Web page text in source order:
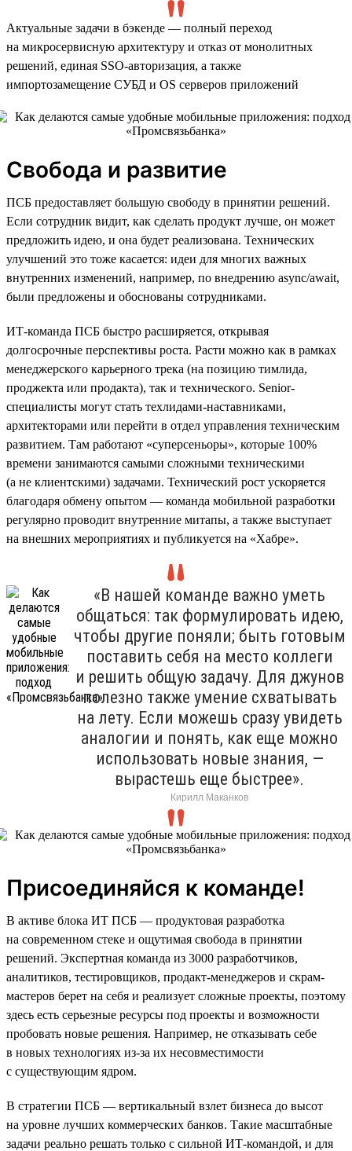
Актуальные задачи в бэкенде — полный переход
на микросервисную архитектуру и отказ от монолитных
решений, единая SSO-авторизация, а также
импортозамещение СУБД и OS серверов приложений
Свобода и развитие
ПСБ предоставляет большую свободу в принятии решений.
Если сотрудник видит, как сделать продукт лучше, он может
предложить идею, и она будет реализована. Технических
улучшений это тоже касается: идеи для многих важных
внутренних изменений, например, по внедрению async/await,
были предложены и обоснованы сотрудниками.
ИТ-команда ПСБ быстро расширяется, открывая
долгосрочные перспективы роста. Расти можно как в рамках
менеджерского карьерного трека (на позицию тимлида,
проджекта или продакта), так и технического. Senior-
специалисты могут стать техлидами-наставниками,
архитекторами или перейти в отдел управления техническим
развитием. Там работают «суперсеньоры», которые 100%
времени занимаются самыми сложными техническими
(а не клиентскими) задачами. Технический рост ускоряется
благодаря обмену опытом — команда мобильной разработки
регулярно проводит внутренние митапы, а также выступает
на внешних мероприятиях и публикуется на «Хабре».
«В нашей команде важно уметь
общаться: так формулировать идею,
чтобы другие поняли; быть готовым
поставить себя на место коллеги
и решить общую задачу. Для джунов
полезно также умение схватывать
на лету. Если можешь сразу увидеть
аналогии и понять, как еще можно
использовать новые знания, —
вырастешь еще быстрее».
Кирилл Маканков
Присоединяйся к команде!
В активе блока ИТ ПСБ — продуктовая разработка
на современном стеке и ощутимая свобода в принятии
решений. Экспертная команда из 3000 разработчиков,
аналитиков, тестировщиков, продакт-менеджеров и скрам-
мастеров берет на себя и реализует сложные проекты, поэтому
здесь есть серьезные ресурсы под проекты и возможности
пробовать новые решения. Например, не отказывать себе
в новых технологиях из-за их несовместимости
с существующим ядром.
В стратегии ПСБ — вертикальный взлет бизнеса до высот
на уровне лучших коммерческих банков. Такие масштабные
задачи реально решать только с сильной ИТ-командой, и для